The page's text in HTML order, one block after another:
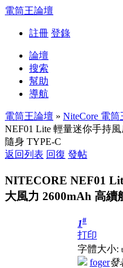
電筒王論壇
註冊 登錄
論壇
搜索
幫助
導航
電筒王論壇 » NiteCore 電
NEF01 Lite 輕量迷你手持
隨身 TYPE-C
返回列表 回復 發帖
NITECORE NEF01
大風力 2600mAh 高續
1#
打印
字體大小: t
foger發